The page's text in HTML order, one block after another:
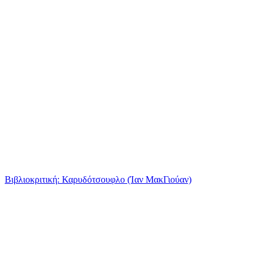
Βιβλιοκριτική: Καρυδότσουφλο (Ίαν ΜακΓιούαν)